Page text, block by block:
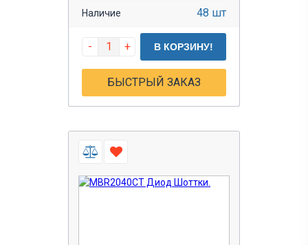
Наличие 48 шт
- + В КОРЗИНУ!
БЫСТРЫЙ ЗАКАЗ